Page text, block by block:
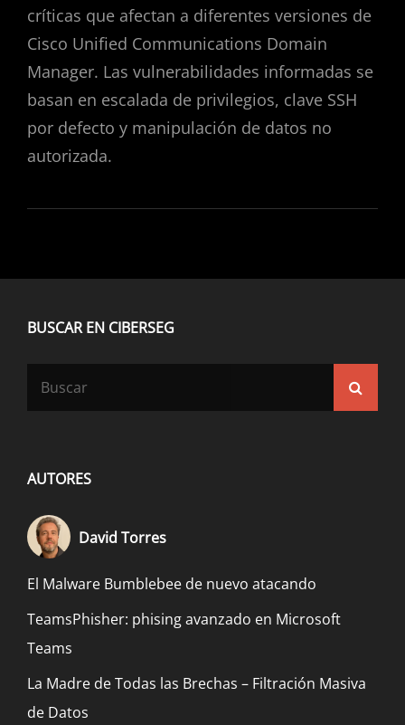
críticas que afectan a diferentes versiones de
Cisco Unified Communications Domain
Manager. Las vulnerabilidades informadas se
basan en escalada de privilegios, clave SSH
por defecto y manipulación de datos no
autorizada.
BUSCAR EN CIBERSEG
AUTORES
David Torres
El Malware Bumblebee de nuevo atacando
TeamsPhisher: phising avanzado en Microsoft
Teams
La Madre de Todas las Brechas – Filtración Masiva
de Datos